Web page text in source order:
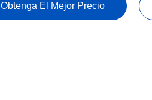
Obtenga El Mejor Precio